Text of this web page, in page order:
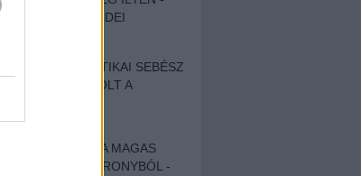
AZ IDEI
HALLÁSPLASZTIKAI SEBÉSZ
- ILYEN VOLT A
FÉRFIBÁNAT A MAGAS
-